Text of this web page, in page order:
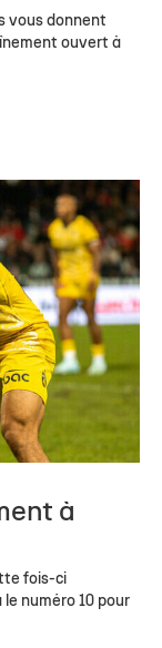
vous donnent
ouvert à
à
fois-ci
numéro 10 pour